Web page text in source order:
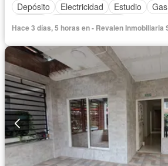
Depósito
Electricidad Estudio
Hace 3 días, 5 horas en - Revalen Inmobiliaria